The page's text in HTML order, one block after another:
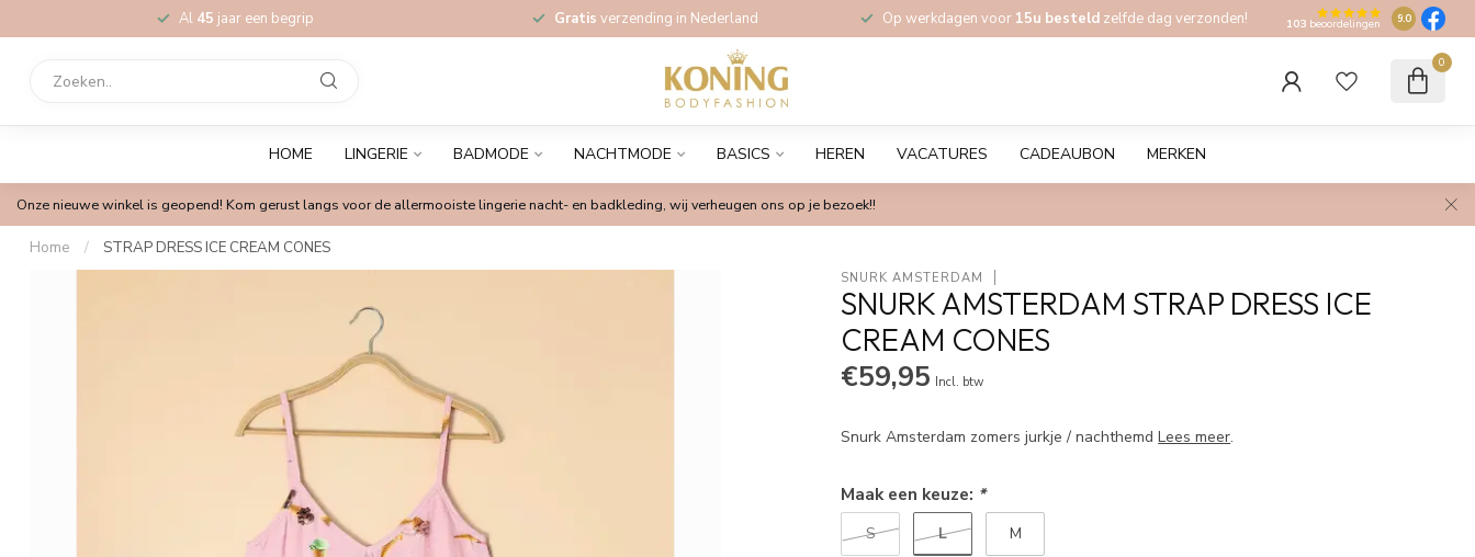
Al 45 jaar een begrip Gratis verzending in Nederland Op werkdagen voor 15u besteld zelfde dag verzonden! 103 beoordelingen 9.0
0
HOME LINGERIE BADMODE NACHTMODE BASICS HEREN VACATURES CADEAUBON MERKEN
Onze nieuwe winkel is geopend! Kom gerust langs voor de allermooiste lingerie nacht- en badkleding, wij verheugen ons op je bezoek!!
Home / STRAP DRESS ICE CREAM CONES
SNURK AMSTERDAM
SNURK AMSTERDAM STRAP DRESS ICE
CREAM CONES
€59,95 Incl. btw
Snurk Amsterdam zomers jurkje / nachthemdLees meer.
Maak een keuze: *
S L M